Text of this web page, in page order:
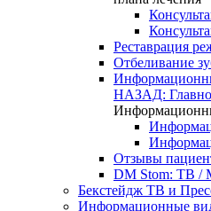
Реставрация
Отбеливание
НАЗАД:
Отзывы
DM Stom: ТВ /
Бекстейдж ТВ и
Информационные